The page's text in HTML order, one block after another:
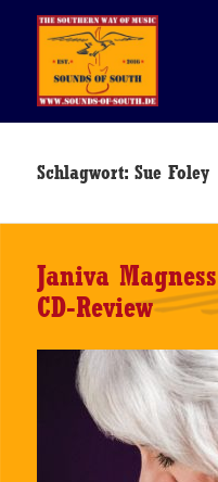
Schlagwort:Sue Foley
Janiva
CD-Review